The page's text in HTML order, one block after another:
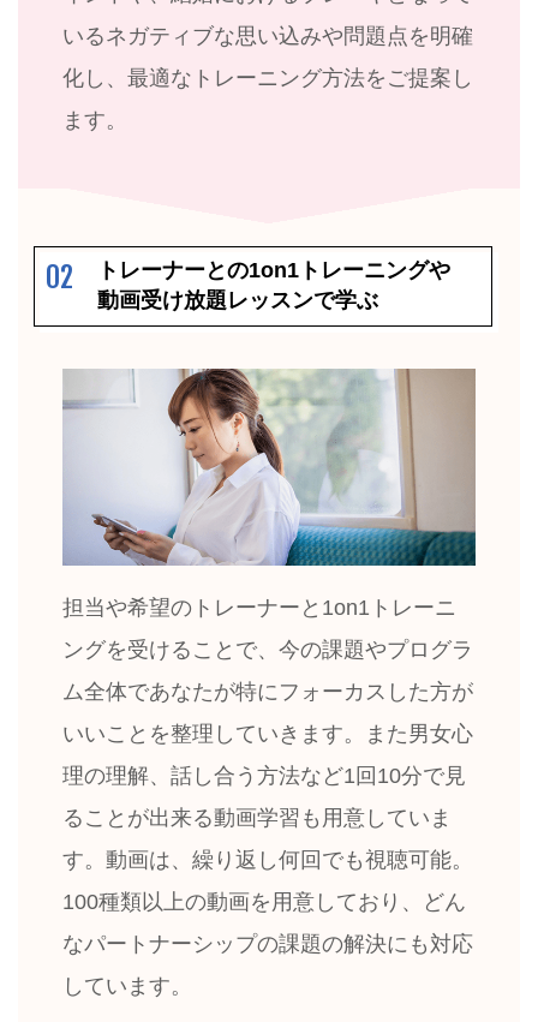
いるネガティブな思い込みや問題点を明確
化し、最適なトレーニング方法をご提案し
ます。
02
トレーナーとの1on1トレーニングや
動画受け放題レッスンで学ぶ
担当や希望のトレーナーと1on1トレーニ
ングを受けることで、今の課題やプログラ
ム全体であなたが特にフォーカスした方が
いいことを整理していきます。また男女心
理の理解、話し合う方法など1回10分で見
ることが出来る動画学習も用意していま
す。動画は、繰り返し何回でも視聴可能。
100種類以上の動画を用意しており、どん
なパートナーシップの課題の解決にも対応
しています。